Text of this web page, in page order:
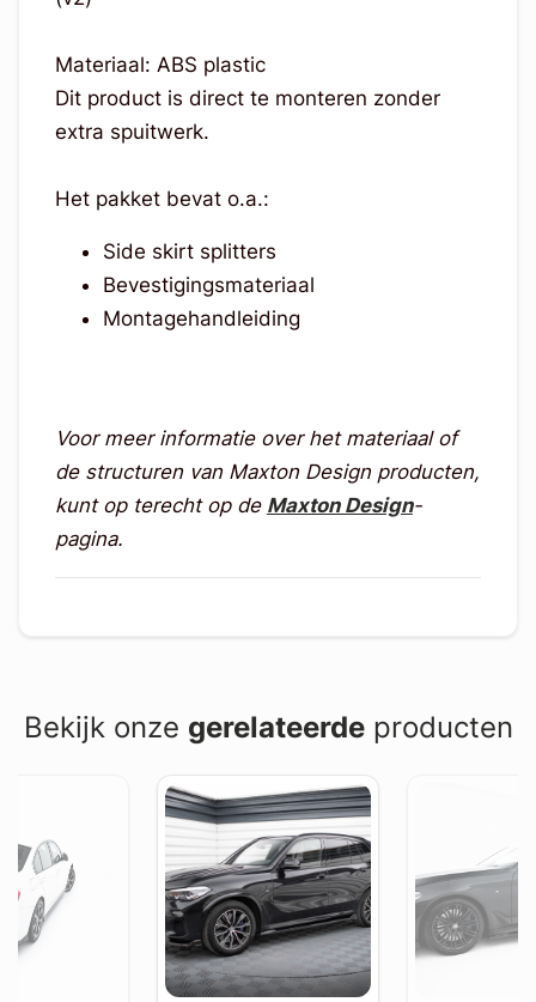
Materiaal: ABS plastic
Dit product is direct te monteren zonder
extra spuitwerk.
Het pakket bevat o.a.:
Side skirt splitters
Bevestigingsmateriaal
Montagehandleiding
Voor meer informatie over het materiaal of
de structuren van Maxton Design producten,
kunt op terecht op de Maxton Design-
pagina.
Bekijk onze gerelateerdeproducten